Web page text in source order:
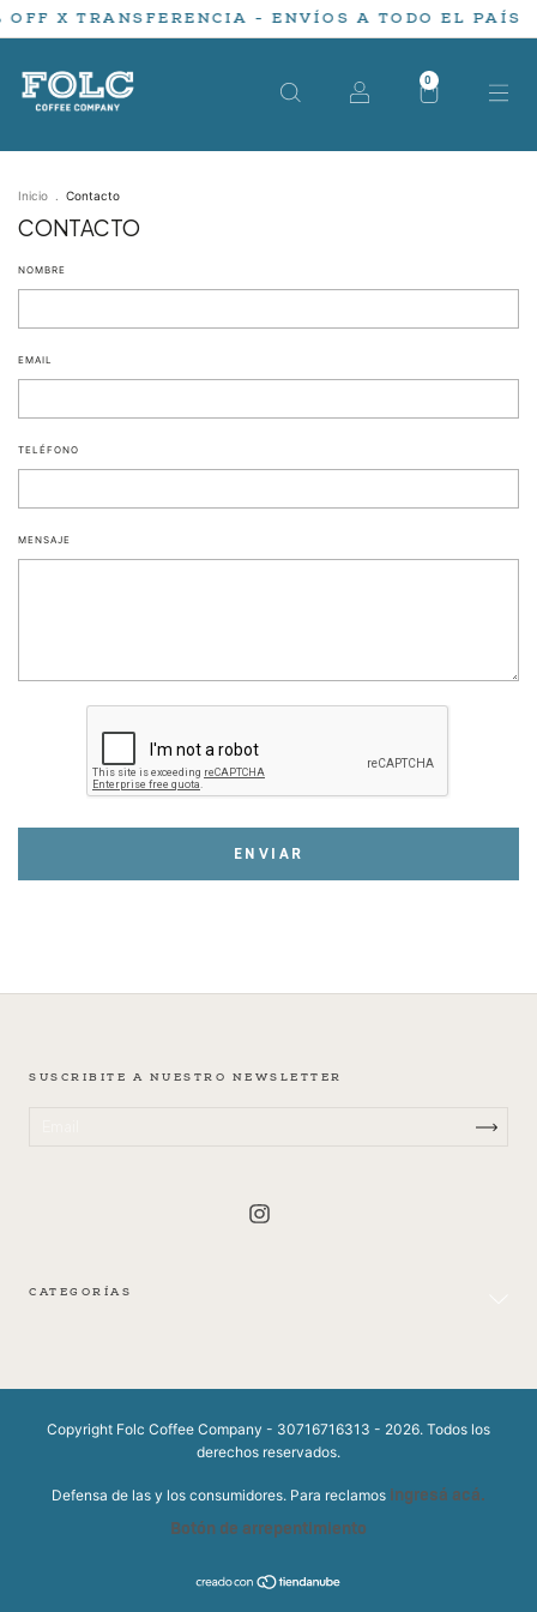
OFF X TRANSFERENCIA - ENVÍOS A TODO EL PAÍS
0
Inicio Contacto
CONTACTO
NOMBRE
EMAIL
TELÉFONO
MENSAJE
ENVIAR
SUSCRIBITE A NUESTRO NEWSLETTER
CATEGORÍAS
Copyright Folc Coffee Company - 30716716313 - 2026. Todos los
derechos reservados.
Defensa de las y los consumidores. Para reclamos ingresá acá.
Botón de arrepentimiento